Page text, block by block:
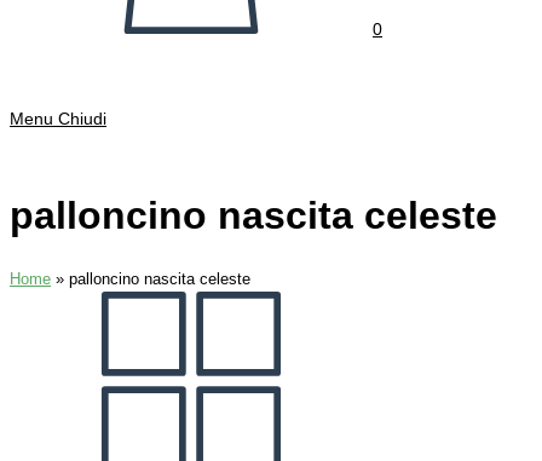
0
Menu Chiudi
palloncino nascita celeste
Home » palloncino nascita celeste